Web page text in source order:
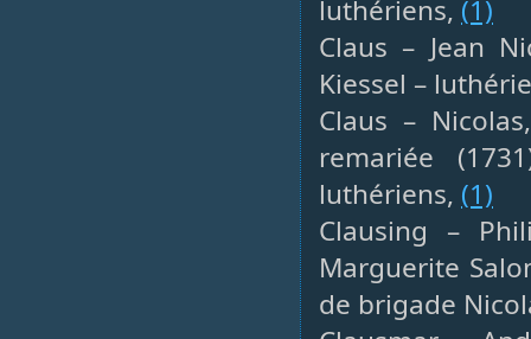
luthériens, (1)
Claus – Jean
Kiessel –
Claus –
remariée
luthériens, (1)
Clausing –
Marguerite
de brigade